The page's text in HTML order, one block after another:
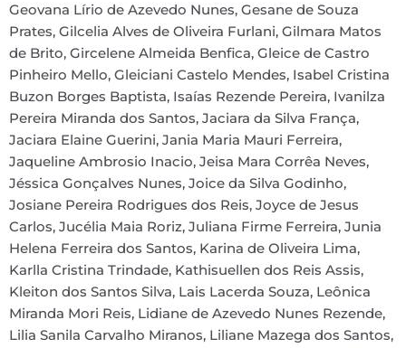
Geovana Lírio de Azevedo Nunes, Gesane de Souza
Prates, Gilcelia Alves de Oliveira Furlani, Gilmara Matos
de Brito, Gircelene Almeida Benfica, Gleice de Castro
Pinheiro Mello, Gleiciani Castelo Mendes, Isabel Cristina
Buzon Borges Baptista, Isaías Rezende Pereira, Ivanilza
Pereira Miranda dos Santos, Jaciara da Silva França,
Jaciara Elaine Guerini, Jania Maria Mauri Ferreira,
Jaqueline Ambrosio Inacio, Jeisa Mara Corrêa Neves,
Jéssica Gonçalves Nunes, Joice da Silva Godinho,
Josiane Pereira Rodrigues dos Reis, Joyce de Jesus
Carlos, Jucélia Maia Roriz, Juliana Firme Ferreira, Junia
Helena Ferreira dos Santos, Karina de Oliveira Lima,
Karlla Cristina Trindade, Kathisuellen dos Reis Assis,
Kleiton dos Santos Silva, Lais Lacerda Souza, Leônica
Miranda Mori Reis, Lidiane de Azevedo Nunes Rezende,
Lilia Sanila Carvalho Miranos, Liliane Mazega dos Santos,